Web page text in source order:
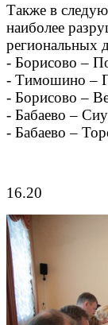
Также в
наиболее
региональных
- Борисово –
- Тимошино –
- Борисово –
- Бабаево –
- Бабаево –
16.20